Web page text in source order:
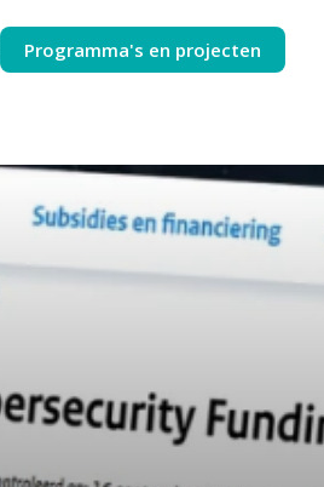
Programma's en projecten